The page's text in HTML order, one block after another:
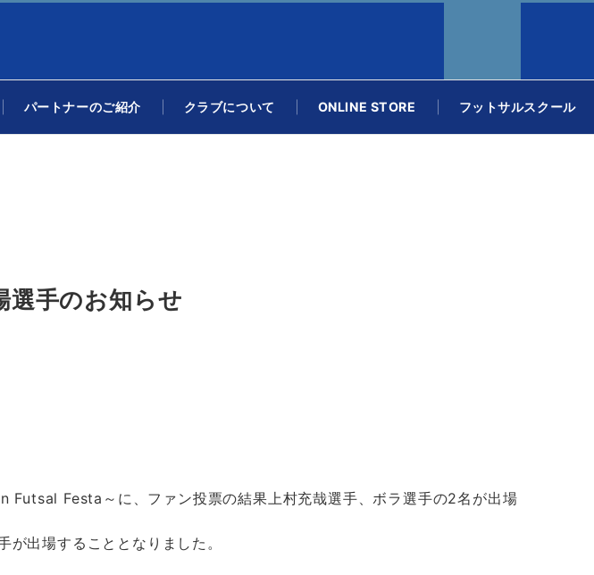
パートナーのご紹介 クラブについて ONLINE STORE フットサルスクール
手のお知らせ
Festa～に、ファン投票の結果上村充哉選手、ボラ選手の2名が出場
出場することとなりました。